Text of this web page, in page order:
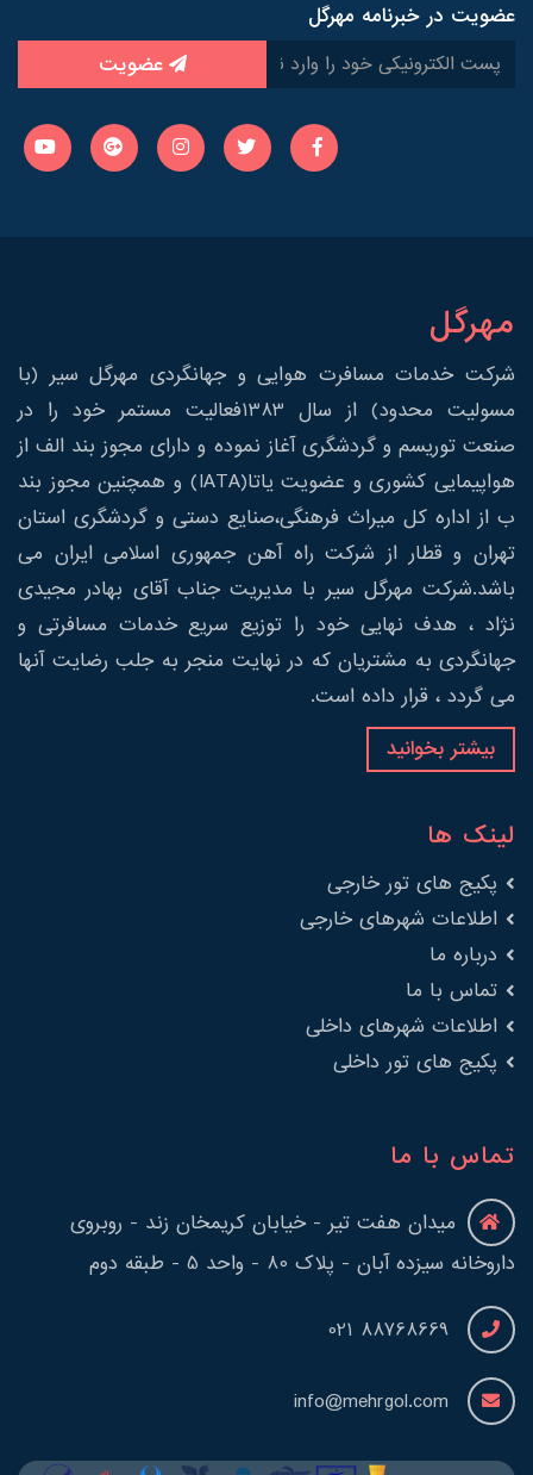
عضویت در خبرنامه مهرگل
عضویت
مهرگل
شرکت خدمات مسافرت هوایی و جهانگردی مهرگل سیر (با
مسولیت محدود) از سال 1383فعالیت مستمر خود را در
صنعت توریسم و گردشگری آغاز نموده و دارای مجوز بند الف از
هواپیمایی کشوری و عضویت یاتا(IATA) و همچنین مجوز بند
ب از اداره کل میراث فرهنگی،صنایع دستی و گردشگری استان
تهران و قطار از شرکت راه آهن جمهوری اسلامی ایران می
باشد.شرکت مهرگل سیر با مدیریت جناب آقای بهادر مجیدی
نژاد ، هدف نهایی خود را توزیع سریع خدمات مسافرتی و
جهانگردی به مشتریان که در نهایت منجر به جلب رضایت آنها
می گردد ، قرار داده است.
بیشتر بخوانید
لینک ها
پکیج های تور خارجی
اطلاعات شهرهای خارجی
درباره ما
تماس با ما
اطلاعات شهرهای داخلی
پکیج های تور داخلی
تماس با ما
میدان هفت تیر - خیابان کریمخان زند - روبروی
داروخانه سیزده آبان - پلاک 80 - واحد 5 - طبقه دوم
88768669 021
info@mehrgol.com